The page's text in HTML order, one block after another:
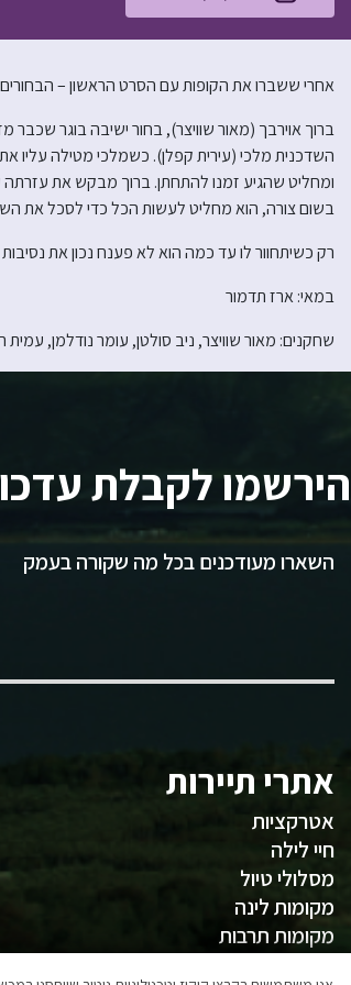
אחרי ששברו את הקופות עם הסרט הראשון –
ברוך אוירבך (מאור שוויצר), בחור ישיבה בוגר
השדכנית מלכי (עירית קפלן). כשמלכי מטילה עליו
ומחליט שהגיע זמנו להתחתן. ברוך מבקש את עזרתה
בשום צורה, הוא מחליט לעשות הכל כדי לסכל את
רק כשיתחוור לו עד כמה הוא לא פענח נכון את
במאי: ארז תדמור
שחקנים: מאור שוויצר, ניב סולטן, עומר נודלמן, עמית
הירשמו לקבלת
השארו מעודכנים בכל מה שקורה בעמק
אתרי תיירות
אטרקציות
חיי לילה
מסלולי טיול
מקומות לינה
מקומות תרבות